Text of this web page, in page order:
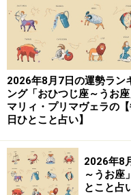
2026年8月7日の運勢ラン
ング「おひつじ座～うお座
マリィ・プリマヴェラの
日ひとこと占い】
2026年8
～うお座
とこと占